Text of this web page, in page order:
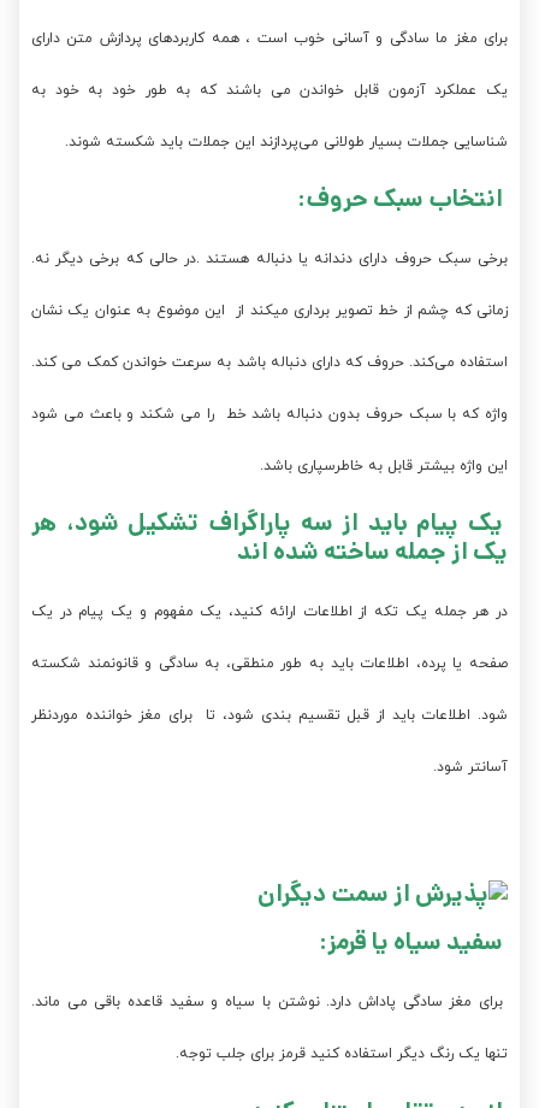
برای مغز ما سادگی و آسانی خوب است ، همه کاربردهای پردازش متن دارای
یک عملکرد آزمون قابل خواندن می باشند که به طور خود به خود به
شناسایی جملات بسیار طولانی می‌پردازند این جملات باید شکسته شوند.
انتخاب سبک حروف:
برخی سبک حروف دارای دندانه یا دنباله هستند .در حالی که برخی دیگر نه.
زمانی که چشم از خط تصویر برداری میکند از این موضوع به عنوان یک نشان
استفاده می‌کند. حروف که دارای دنباله باشد به سرعت خواندن کمک می کند.
واژه که با سبک حروف بدون دنباله باشد خط را می شکند و باعث می شود
این واژه بیشتر قابل به خاطرسپاری باشد.
یک پیام باید از سه پاراگراف تشکیل شود، هر
یک از جمله ساخته شده اند
در هر جمله یک تکه از اطلاعات ارائه کنید، یک مفهوم و یک پیام در یک
صفحه یا پرده، اطلاعات باید به طور منطقی، به سادگی و قانونمند شکسته
شود. اطلاعات باید از قبل تقسیم بندی شود، تا برای مغز خواننده موردنظر
آسانتر شود.
سفید سیاه یا قرمز:
برای مغز سادگی پاداش دارد. نوشتن با سیاه و سفید قاعده باقی می ماند.
تنها یک رنگ دیگر استفاده کنید قرمز برای جلب توجه.